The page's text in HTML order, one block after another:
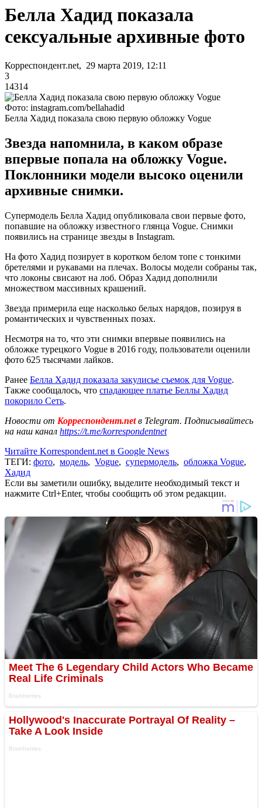
Белла Хадид показала
сексуальные архивные фото
Корреспондент.net, 29 марта 2019, 12:11
3
14314
Фото: instagram.com/bellahadid
Белла Хадид показала свою первую обложку Vogue
Звезда напомнила, в каком образе
впервые попала на обложку Vogue.
Поклонники модели высоко оценили
архивные снимки.
Супермодель Белла Хадид опубликовала свои первые фото,
попавшие на обложку известного глянца Vogue. Снимки
появились на странице звезды в Instagram.
На фото Хадид позирует в коротком белом топе с тонкими
бретелями и рукавами на плечах. Волосы модели собраны так,
что локоны свисают на лоб. Образ Хадид дополнили
множеством массивных крашений.
Звезда примерила еще насколько белых нарядов, позируя в
романтических и чувственных позах.
Несмотря на то, что эти снимки впервые появились на
обложке турецкого Vogue в 2016 году, пользователи оценили
фото 625 тысячами лайков.
Ранее Белла Хадид показала закулисье съемок для Vogue.
Также сообщалось, что спадающее платье Беллы Хадид
покорило Сеть.
Новости от Корреспондент.netв Telegram. Подписывайтесь
на наш канал https://t.me/korrespondentnet
Читайте Korrespondent.net в Google News
ТЕГИ: фото, модель, Vogue, супермодель, обложка Vogue,
Хадид
Если вы заметили ошибку, выделите необходимый текст и
нажмите Ctrl+Enter, чтобы сообщить об этом редакции.